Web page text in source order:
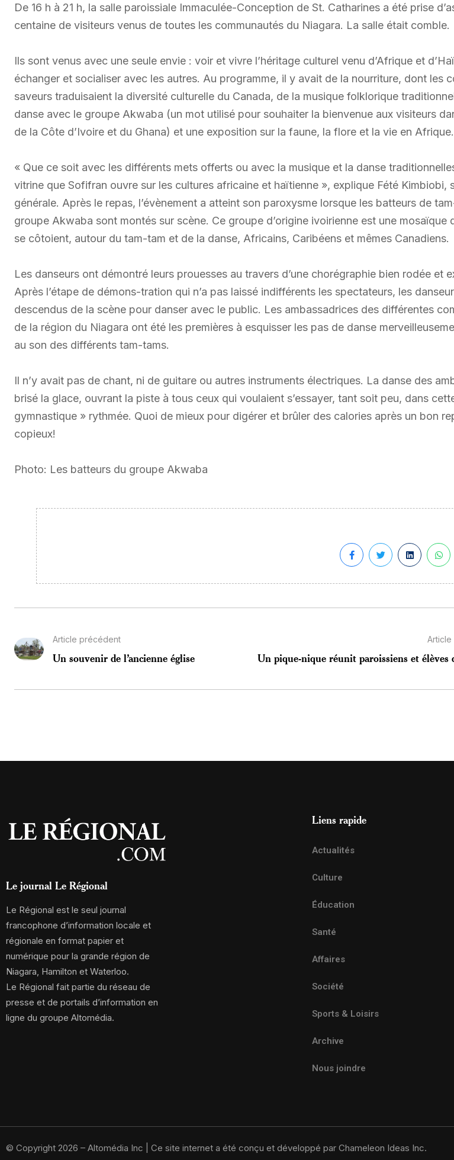
De 16 h à 21 h, la salle paroissiale Immaculée-Conception de St. Catharines a été prise
centaine de visiteurs venus de toutes les communautés du Niagara. La salle était comble.
Ils sont venus avec une seule envie : voir et vivre l’héritage culturel venu d’Afrique et
échanger et socialiser avec les autres. Au programme, il y avait de la nourriture, dont les
saveurs traduisaient la diversité culturelle du Canada, de la musique folklorique
danse avec le groupe Akwaba (un mot utilisé pour souhaiter la bienvenue aux visiteurs
de la Côte d’Ivoire et du Ghana) et une exposition sur la faune, la flore et la vie en Afrique.
« Que ce soit avec les différents mets offerts ou avec la musique et la danse
vitrine que Sofifran ouvre sur les cultures africaine et haïtienne », explique Fété Kimbiobi,
générale. Après le repas, l’évènement a atteint son paroxysme lorsque les batteurs de
groupe Akwaba sont montés sur scène. Ce groupe d’origine ivoirienne est une mosaïque
se côtoient, autour du tam-tam et de la danse, Africains, Caribéens et mêmes Canadiens.
Les danseurs ont démontré leurs prouesses au travers d’une chorégraphie bien rodée et
Après l’étape de démons-tration qui n’a pas laissé indifférents les spectateurs, les
descendus de la scène pour danser avec le public. Les ambassadrices des différentes
de la région du Niagara ont été les premières à esquisser les pas de danse
au son des différents tam-tams.
Il n’y avait pas de chant, ni de guitare ou autres instruments électriques. La danse des
brisé la glace, ouvrant la piste à tous ceux qui voulaient s’essayer, tant soit peu, dans
gymnastique » rythmée. Quoi de mieux pour digérer et brûler des calories après un bon
copieux!
Photo: Les batteurs du groupe Akwaba
Article précédent
Un souvenir de l’ancienne église
Article
Un pique-nique réunit paroissiens et élèves
Le journal Le Régional
Le Régional est le seul journal
francophone d’information locale et
régionale en format papier et
numérique pour la grande région de
Niagara, Hamilton et Waterloo.
Le Régional fait partie du réseau de
presse et de portails d’information en
ligne du groupe Altomédia.
Liens rapide
Actualités
Culture
Éducation
Santé
Affaires
Société
Sports & Loisirs
Archive
Nous joindre
© Copyright 2026 – Altomédia Inc | Ce site internet a été conçu et développé par Chameleon Ideas Inc.